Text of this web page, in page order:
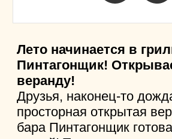
Акция:
Скидка 10% именинникам